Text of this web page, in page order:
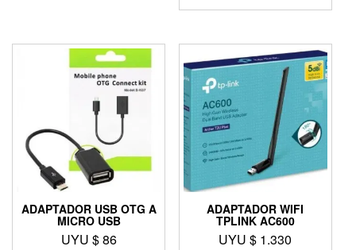
ADAPTADOR USB OTG A
MICRO USB
UYU $86
ADAPTADOR WIFI
TPLINK AC600
UYU $ 1.330